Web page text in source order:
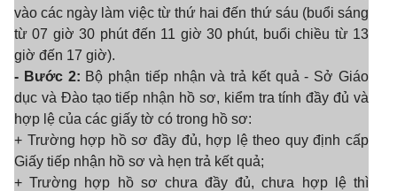
vào các ngày làm việc từ thứ hai đến thứ sáu (buổi sáng
từ 07 giờ 30 phút đến 11 giờ 30 phút, buổi chiều từ 13
giờ đến 17 giờ).
- Bước 2: Bộ phận tiếp nhận và trả kết quả - Sở Giáo
dục và Đào tạo tiếp nhận hồ sơ, kiểm tra tính đầy đủ và
hợp lệ của các giấy tờ có trong hồ sơ:
+ Trường hợp hồ sơ đầy đủ, hợp lệ theo quy định cấp
Giấy tiếp nhận hồ sơ và hẹn trả kết quả;
+ Trường hợp hồ sơ chưa đầy đủ, chưa hợp lệ thì